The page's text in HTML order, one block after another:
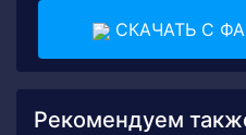
СКАЧАТЬ С
Рекомендуем